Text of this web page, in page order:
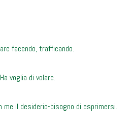
facendo, trafficando.
voglia di volare.
il desiderio-bisogno di esprimersi.